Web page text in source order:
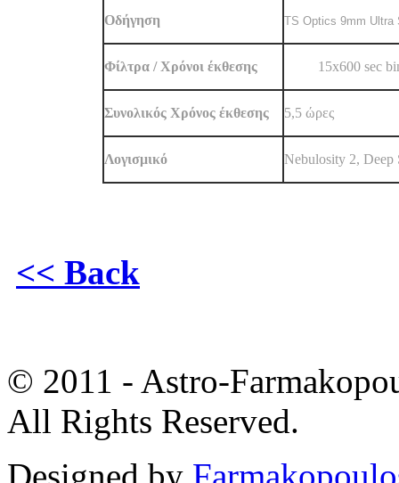
Oδήγηση TS Optics 9mm Ultra
Φίλτρα / Χρόνοι έκθεσης 15x600 sec
Συνολικός Χρόνος έκθεσης 5,5 ώρες
Λογισμικό Nebulosity 2, Deep
<< Back
© 2011 - Astro-
All Rights Reserved.